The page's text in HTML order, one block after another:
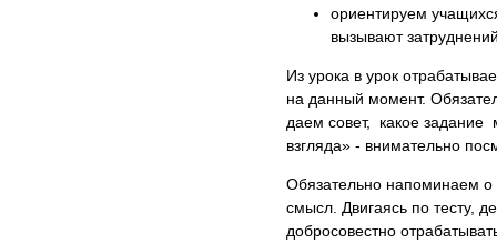
ориентируем
вызывают
Из урока в урок
на данный момент.
даем совет, какое задание
взгляда» - внимательно
Обязательно напоминаем о
смысл. Двигаясь по тесту,
добросовестно